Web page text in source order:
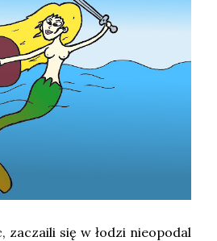
zaczaili się w łodzi nieopodal